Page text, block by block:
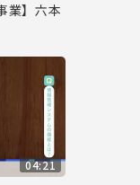
業】六本
04:21